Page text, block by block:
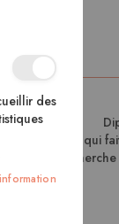
une artiste qui
à la
des